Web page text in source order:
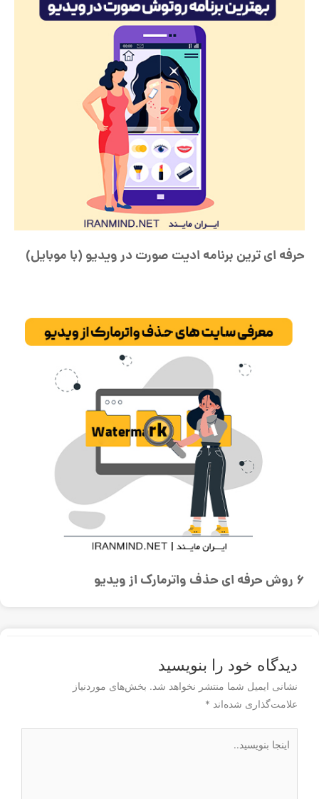
حرفه ای ترین برنامه ادیت صورت در ویدیو (با موبایل)
6 روش حرفه ای حذف واترمارک از ویدیو
دیدگاه‌ خود را بنویسید
نشانی ایمیل شما منتشر نخواهد شد. بخش‌های موردنیاز
علامت‌گذاری شده‌اند*